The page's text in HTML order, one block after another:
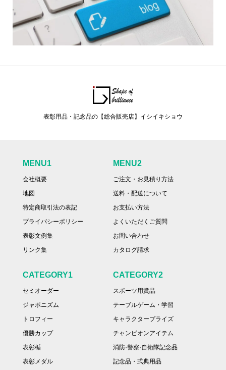
表彰用品・記念品の【総合販売店】イシイキショウ
MENU1
会社概要
地図
特定商取引法の表記
プライバシーポリシー
表彰文例集
リンク集
MENU2
ご注文・お見積り方法
送料・配送について
お支払い方法
よくいただくご質問
お問い合わせ
カタログ請求
CATEGORY1
セミオーダー
ジャポニズム
トロフィー
優勝カップ
表彰楯
表彰メダル
CATEGORY2
スポーツ用賞品
テーブルゲーム・学習
キャラクタープライズ
チャンピオンアイテム
消防·警察·自衛隊記念品
記念品・式典用品